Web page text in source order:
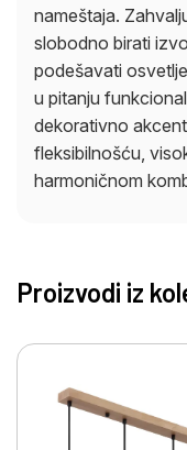
nameštaja.
slobodno birati
podešavati
u pitanju
dekorativno
fleksibilnošću,
harmoničnom
Proizvodi iz